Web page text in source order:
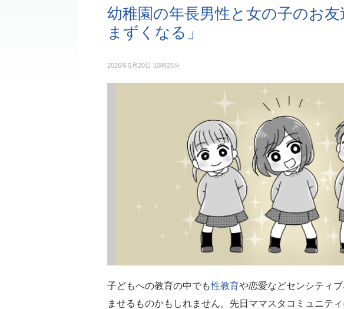
幼稚園の年長男性と女の子のお
まずくなる」
2026年5月20日 10時25分
子どもへの教育の中でも性教育や恋愛などセンシティ
ませるものかもしれません。先日ママスタコミュニテ